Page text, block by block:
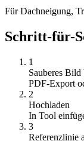
Für Dachneigung,
Schritt-für-
1
Sauberes Bild
PDF-Export
2
Hochladen
In Tool
3
Referenzlinie